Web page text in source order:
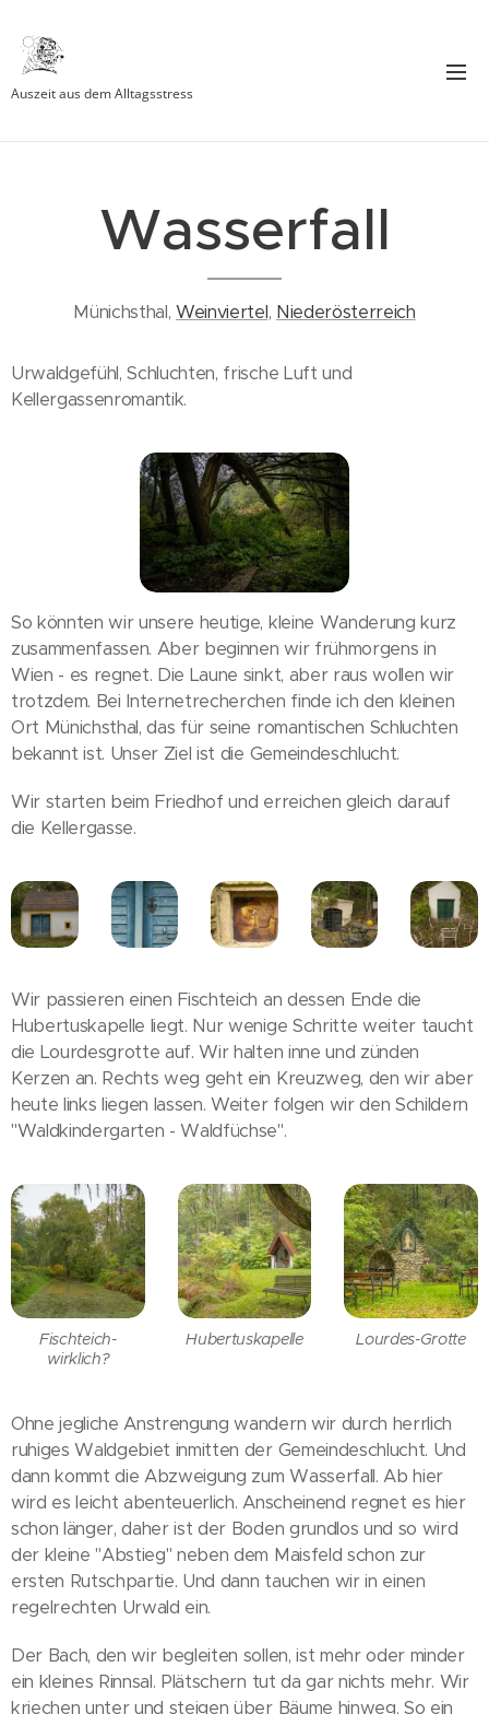
Auszeit aus dem Alltagsstress
Wasserfall
Münichsthal,Weinviertel, Niederösterreich
Urwaldgefühl, Schluchten, frische Luft und
Kellergassenromantik.
So könnten wir unsere heutige, kleine Wanderung kurz
zusammenfassen. Aber beginnen wir frühmorgens in
Wien - es regnet. Die Laune sinkt, aber raus wollen wir
trotzdem. Bei Internetrecherchen finde ich den kleinen
Ort Münichsthal, das für seine romantischen Schluchten
bekannt ist. Unser Ziel ist die Gemeindeschlucht.
Wir starten beim Friedhof und erreichen gleich darauf
die Kellergasse.
Wir passieren einen Fischteich an dessen Ende die
Hubertuskapelle liegt. Nur wenige Schritte weiter taucht
die Lourdesgrotte auf. Wir halten inne und zünden
Kerzen an. Rechts weg geht ein Kreuzweg, den wir aber
heute links liegen lassen. Weiter folgen wir den Schildern
"Waldkindergarten - Waldfüchse".
Fischteich-
wirklich?
Hubertuskapelle Lourdes-Grotte
Ohne jegliche Anstrengung wandern wir durch herrlich
ruhiges Waldgebiet inmitten der Gemeindeschlucht. Und
dann kommt die Abzweigung zum Wasserfall. Ab hier
wird es leicht abenteuerlich. Anscheinend regnet es hier
schon länger, daher ist der Boden grundlos und so wird
der kleine "Abstieg" neben dem Maisfeld schon zur
ersten Rutschpartie. Und dann tauchen wir in einen
regelrechten Urwald ein.
Der Bach, den wir begleiten sollen, ist mehr oder minder
ein kleines Rinnsal. Plätschern tut da gar nichts mehr. Wir
kriechen unter und steigen über Bäume hinweg. So ein